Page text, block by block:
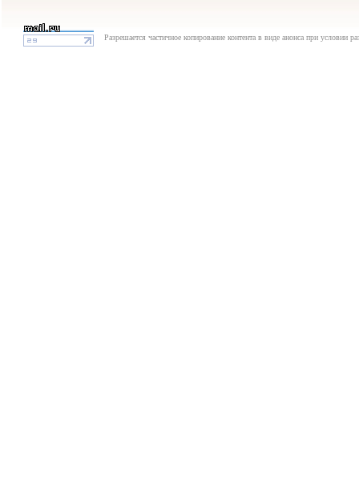
Разрешается частичное копирование контента в виде анонса при условии